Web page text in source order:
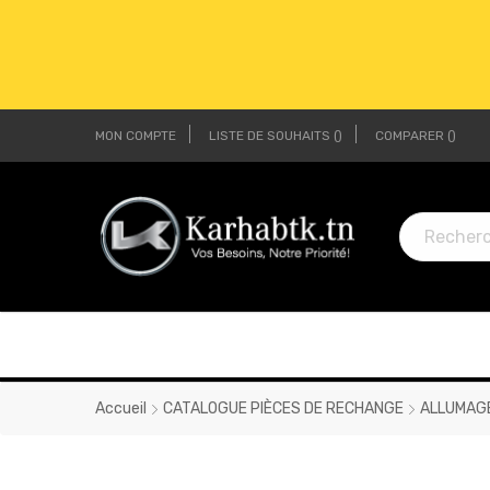
MON COMPTE LISTE DE SOUHAITS COMPARER
Accueil CATALOGUE PIÈCES DE RECHANGE